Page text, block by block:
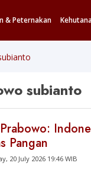
& Peternakan
subianto
Pangan
20 July 2026 19:46 WIB